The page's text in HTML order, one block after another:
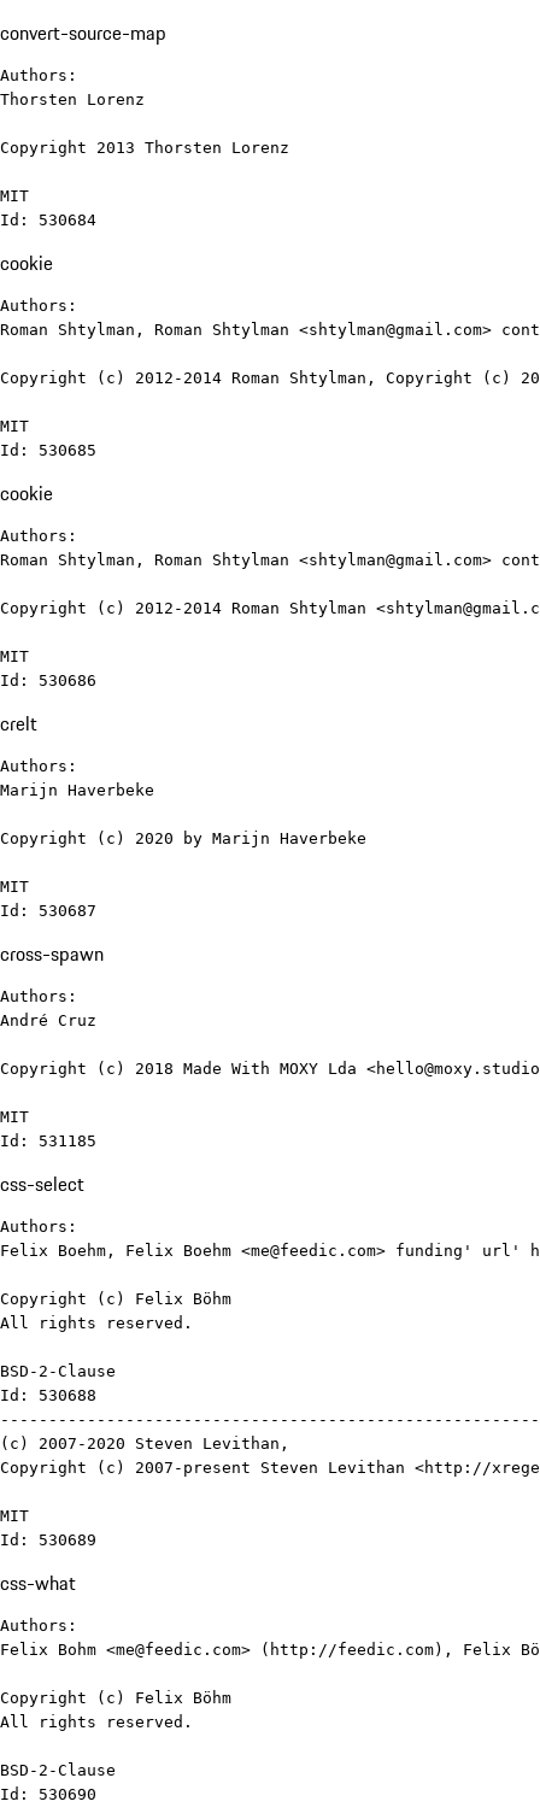
convert-source-map
Authors:
Thorsten Lorenz
Copyright 2013 Thorsten Lorenz
MIT
Id: 530684
cookie
Authors:
Roman Shtylman, Roman Shtylman <shtylman@gmail.com>
Copyright (c) 2012-2014 Roman Shtylman, Copyright (c)
MIT
Id: 530685
cookie
Authors:
Roman Shtylman, Roman Shtylman <shtylman@gmail.com>
Copyright (c) 2012-2014 Roman Shtylman
MIT
Id: 530686
crelt
Authors:
Marijn Haverbeke
Copyright (c) 2020 by Marijn Haverbeke
MIT
Id: 530687
cross-spawn
Authors:
André Cruz
Copyright (c) 2018 Made With MOXY Lda
MIT
Id: 531185
css-select
Authors:
Felix Boehm, Felix Boehm <me@feedic.com> funding'
Copyright (c) Felix Böhm
All rights reserved.
BSD-2-Clause
Id: 530688
(c) 2007-2020 Steven Levithan,
Copyright (c) 2007-present Steven Levithan <http://
MIT
Id: 530689
css-what
Authors:
Felix Bohm <me@feedic.com> (http://feedic.com), Felix
Copyright (c) Felix Böhm
All rights reserved.
BSD-2-Clause
Id: 530690